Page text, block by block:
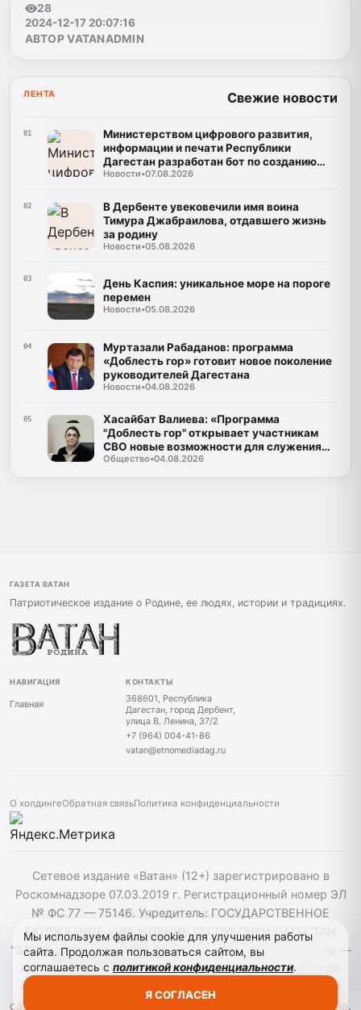
28
2024-12-17 20:07:16
АВТОР VATANADMIN
ЛЕНТА Свежие новости
01
Министерством цифрового развития,
информации и печати Республики
Дагестан разработан бот по созданию
корпусов национальных языков народов
Новости•07.08.2026
02
В Дербенте увековечили имя воина
Тимура Джабраилова, отдавшего жизнь
за родину
Новости•05.08.2026
03
День Каспия: уникальное море на пороге
перемен
Новости•05.08.2026
04
Муртазали Рабаданов: программа
«Доблесть гор» готовит новое поколение
руководителей Дагестана
Новости•04.08.2026
05
Хасайбат Валиева: «Программа
"Доблесть гор" открывает участникам
СВО новые возможности для служения
Дагестану»
Общество•04.08.2026
ГАЗЕТА ВАТАН
Патриотическое издание о Родине, ее людях, истории и традициях.
НАВИГАЦИЯ
Главная
КОНТАКТЫ
368601, Республика
Дагестан, город Дербент,
улица В. Ленина, 37/2
+7 (964) 004-41-86
vatan@etnomediadag.ru
О холдингеОбратная связьПолитика конфиденциальности
Сетевое издание «Ватан» (12+) зарегистрировано в
Роскомнадзоре 07.03.2019 г. Регистрационный номер ЭЛ
№ ФС 77 — 75146. Учредитель: ГОСУДАРСТВЕННОЕ
БЮДЖЕТНОЕ УЧРЕЖДЕНИЕ РЕСПУБЛИКИ ДАГЕСТАН
"ЭТНОМЕДИАХОЛДИНГ "ДАГЕСТАН". Главный редактор —
Аврумов Моисей Давидович, Телефон: +7964 004 41 86
vatan@etnomediadag.ru При использовании материалов
сайта активная гиперссылка на gazetavatan.ru обязательна.
Мы используем файлы cookie для улучшения работы
сайта. Продолжая пользоваться сайтом, вы
соглашаетесь с политикой конфиденциальности.
Я СОГЛАСЕН